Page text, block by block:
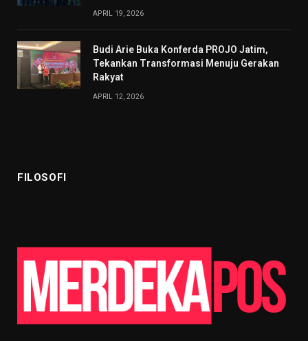
APRIL 19, 2026
Budi Arie Buka Konferda PROJO Jatim,
Tekankan Transformasi Menuju Gerakan
Rakyat
APRIL 12, 2026
FILOSOFI